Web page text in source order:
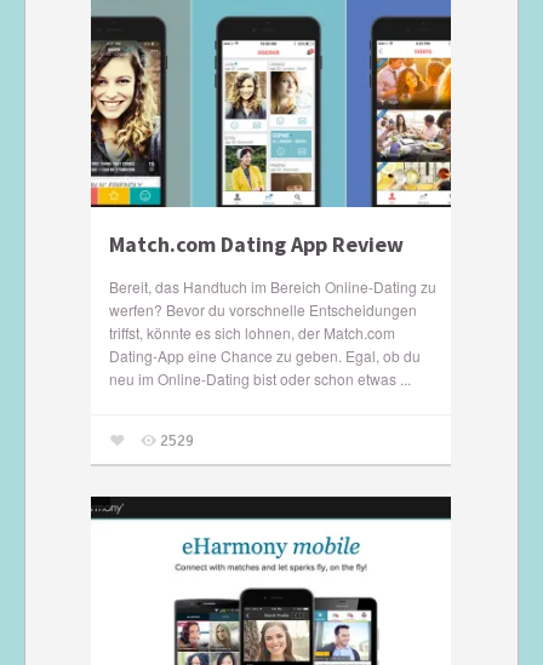
Match.com Dating App Review
Bereit, das Handtuch im Bereich Online-Dating zu
werfen? Bevor du vorschnelle Entscheidungen
triffst, könnte es sich lohnen, der Match.com
Dating-App eine Chance zu geben. Egal, ob du
neu im Online-Dating bist oder schon etwas ...
2529